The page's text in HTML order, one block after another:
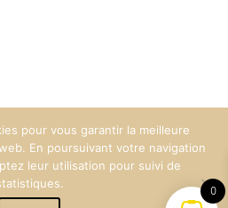
Espace Pro
Communication
© Maison
0
pour vous garantir la meilleure
En poursuivant votre navigation
leur utilisation pour suivi de